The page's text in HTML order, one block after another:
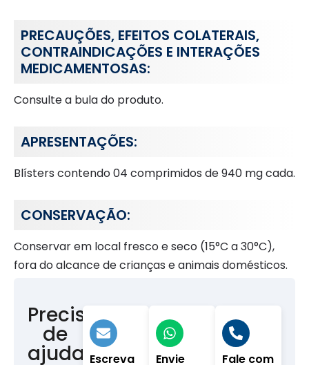
PRECAUÇÕES, EFEITOS COLATERAIS,
CONTRAINDICAÇÕES E INTERAÇÕES
MEDICAMENTOSAS:
Consulte a bula do produto.
APRESENTAÇÕES:
Blísters contendo 04 comprimidos de 940 mg cada.
CONSERVAÇÃO:
Conservar em local fresco e seco (15°C a 30°C),
fora do alcance de crianças e animais domésticos.
Precisa
de
ajuda?Escreva
Envie
Fale com